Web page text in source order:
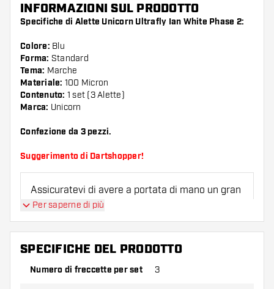
INFORMAZIONI SUL PRODOTTO
Specifiche di Alette Unicorn Ultrafly Ian White Phase 2:
Colore: Blu
Forma: Standard
Tema: Marche
Materiale: 100 Micron
Contenuto: 1 set (3 Alette)
Marca: Unicorn
Confezione da 3 pezzi.
Suggerimento di Dartshopper!
Assicuratevi di avere a portata di mano un gran
numero di alette e di astine. Questi possono
danneggiarsi o rompersi con l'uso.
Provate una forma, un materiale o uno
spessore diverso di alette per scoprire quale
Per saperne di più
SPECIFICHE DEL PRODOTTO
Numero di freccette per set 3